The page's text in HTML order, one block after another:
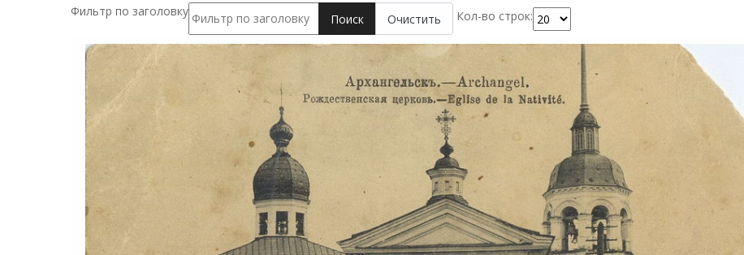
Фильтр по заголовку Поиск Очистить Кол-во строк: